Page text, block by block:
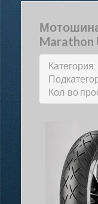
Marathon
Категория:
Кол-во